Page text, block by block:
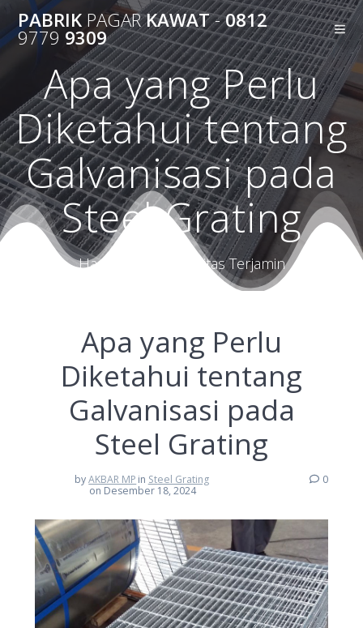
Skip
to
content
PABRIK PAGARKAWAT-0812
9779 9309
Apa yang Perlu
Diketahui tentang
Galvanisasi pada
Steel Grating
Harga Terbaik Kualitas Terjamin
Apa yang Perlu
Diketahui tentang
Galvanisasi pada
Steel Grating
byAKBAR MP in Steel Grating
on Desember 18, 2024
0